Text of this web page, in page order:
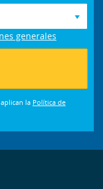
generales
la Política de